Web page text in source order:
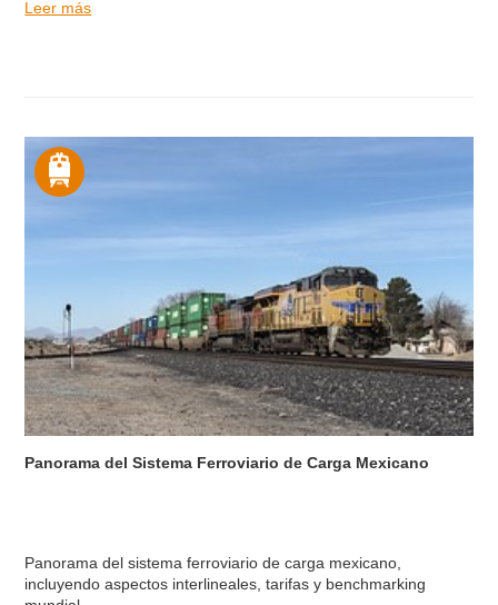
Leer más
Panorama del Sistema Ferroviario de Carga Mexicano
Panorama del sistema ferroviario de carga mexicano,
incluyendo aspectos interlineales, tarifas y benchmarking